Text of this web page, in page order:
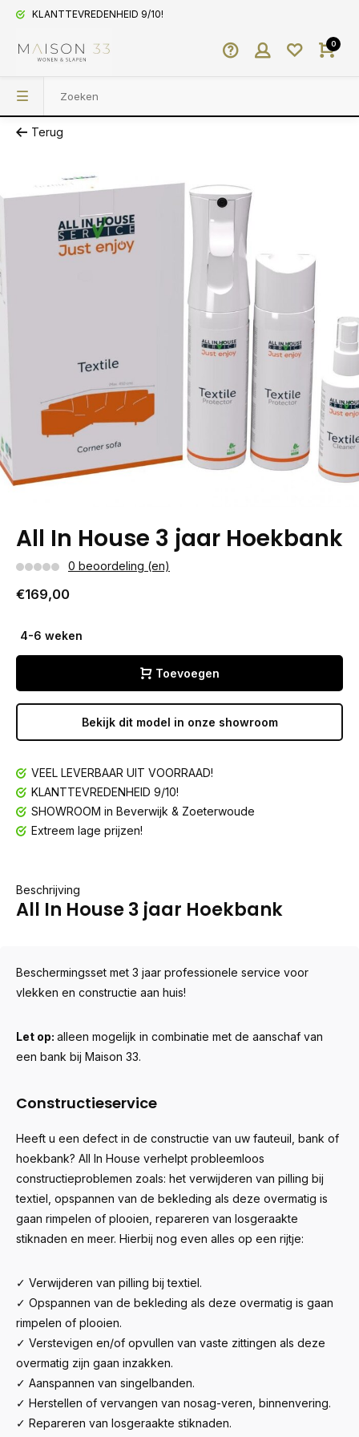
KLANTTEVREDENHEID 9/10!
0
Terug
All In House 3 jaar Hoekbank
0 beoordeling (en)
€169,00
4-6 weken
Toevoegen
Bekijk dit model in onze showroom
VEEL LEVERBAAR UIT VOORRAAD!
KLANTTEVREDENHEID 9/10!
SHOWROOM in Beverwijk & Zoeterwoude
Extreem lage prijzen!
Beschrijving
All In House 3 jaar Hoekbank
Beschermingsset met 3 jaar professionele service voor
vlekken en constructie aan huis!
Let op: alleen mogelijk in combinatie met de aanschaf van
een bank bij Maison 33.
Constructieservice
Heeft u een defect in de constructie van uw fauteuil, bank of
hoekbank? All In House verhelpt probleemloos
constructieproblemen zoals: het verwijderen van pilling bij
textiel, opspannen van de bekleding als deze overmatig is
gaan rimpelen of plooien, repareren van losgeraakte
stiknaden en meer. Hierbij nog even alles op een rijtje:
✓ Verwijderen van pilling bij textiel.
✓ Opspannen van de bekleding als deze overmatig is gaan
rimpelen of plooien.
✓ Verstevigen en/of opvullen van vaste zittingen als deze
overmatig zijn gaan inzakken.
✓ Aanspannen van singelbanden.
✓ Herstellen of vervangen van nosag-veren, binnenvering.
✓ Repareren van losgeraakte stiknaden.